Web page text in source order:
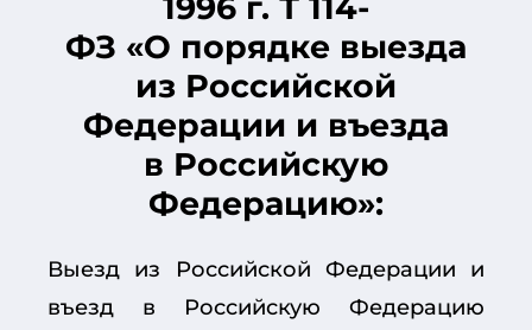
1996 г. Т 114-
ФЗ «О порядке выезда
из Российской
Федерации и въезда
в Российскую
Федерацию»:
Выезд из Российской Федерации и
въезд в Российскую Федерацию